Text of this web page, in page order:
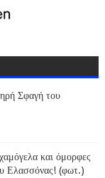
Σφαγή του
και όμορφες
Ελασσόνας! (φωτ.)